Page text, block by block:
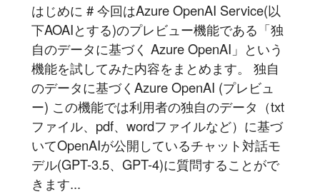
はじめに # 今回はAzure OpenAI Service(以
下AOAIとする)のプレビュー機能である「独
自のデータに基づく Azure OpenAI」という
機能を試してみた内容をまとめます。 独自
のデータに基づくAzure OpenAI (プレビュ
ー) この機能では利用者の独自のデータ（txt
ファイル、pdf、wordファイルなど）に基づ
いてOpenAIが公開しているチャット対話モ
デル(GPT-3.5、GPT-4)に質問することがで
きます...